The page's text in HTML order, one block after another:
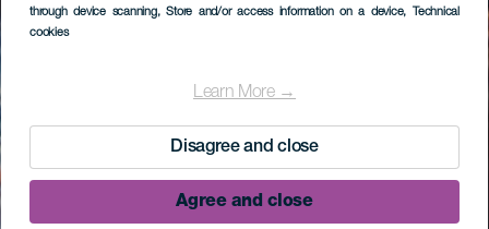
through device scanning, Store and/or access information on a device, Technical
cookies
Learn More →
Disagree and close
Agree and close